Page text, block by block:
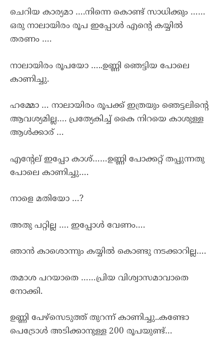
ചെറിയ കാര്യമാ ….നിന്നെ കൊണ്ട് സാധിക്കും ……
ഒരു നാലായിരം രൂപ ഇപ്പോൾ എന്റെ കയ്യിൽ
തരണം ….
നാലായിരം രൂപയോ …..ഉണ്ണി ഞെട്ടിയ പോലെ
കാണിച്ചു.
ഹമ്മോ … നാലായിരം രൂപക്ക് ഇത്രയും ഞെട്ടലിന്റെ
ആവശ്യമില്ല…. പ്രത്യേകിച്ച് കൈ നിറയെ കാശുള്ള
ആൾക്കാര് …
എന്റേല് ഇപ്പോ കാശ്……ഉണ്ണി പോക്കറ്റ് തപ്പുന്നതു
പോലെ കാണിച്ചു….
നാളെ മതിയോ …?
അതു പറ്റില്ല …. ഇപ്പോൾ വേണം….
ഞാൻ കാശൊന്നും കയ്യിൽ കൊണ്ടു നടക്കാറില്ല….
തമാശ പറയാതെ ……പ്രിയ വിശ്വാസമാവാതെ
നോക്കി.
ഉണ്ണി പേഴ്സെടുത്ത് തുറന്ന് കാണിച്ചു..കണ്ടോ
പെട്രോൾ അടിക്കാനുള്ള 200 രൂപയുണ്ട്…